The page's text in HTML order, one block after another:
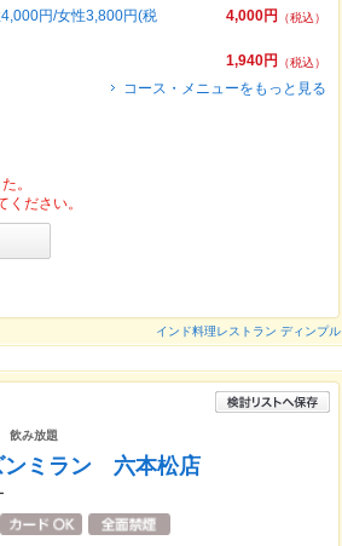
4,000円
（税込）
円/女性3,800円(税
1,940円
（税込）
コース・メニューをもっと見る
。
ださい。
インド料理レストラン ディンプル
飲み放題
ミラン 六本松店